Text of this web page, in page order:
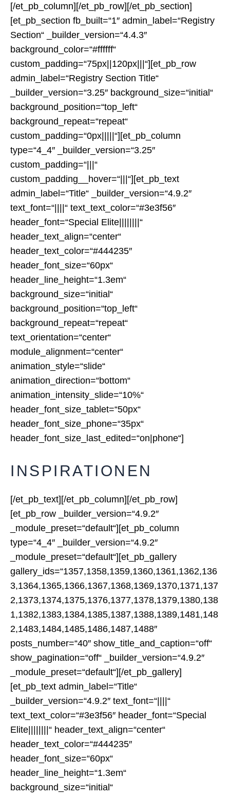
[/et_pb_column][/et_pb_row][/et_pb_section]
[et_pb_section fb_built=“1″ admin_label=“Registry
Section“ _builder_version=“4.4.3″
background_color=“#ffffff“
custom_padding=“75px||120px|||“][et_pb_row
admin_label=“Registry Section Title“
_builder_version=“3.25″ background_size=“initial“
background_position=“top_left“
background_repeat=“repeat“
custom_padding=“0px|||||“][et_pb_column
type=“4_4″ _builder_version=“3.25″
custom_padding=“|||“
custom_padding__hover=“|||“][et_pb_text
admin_label=“Title“ _builder_version=“4.9.2″
text_font=“||||“ text_text_color=“#3e3f56″
header_font=“Special Elite||||||||“
header_text_align=“center“
header_text_color=“#444235″
header_font_size=“60px“
header_line_height=“1.3em“
background_size=“initial“
background_position=“top_left“
background_repeat=“repeat“
text_orientation=“center“
module_alignment=“center“
animation_style=“slide“
animation_direction=“bottom“
animation_intensity_slide=“10%“
header_font_size_tablet=“50px“
header_font_size_phone=“35px“
header_font_size_last_edited=“on|phone“]
INSPIRATIONEN
[/et_pb_text][/et_pb_column][/et_pb_row]
[et_pb_row _builder_version=“4.9.2″
_module_preset=“default“][et_pb_column
type=“4_4″ _builder_version=“4.9.2″
_module_preset=“default“][et_pb_gallery
gallery_ids=“1357,1358,1359,1360,1361,1362,136
3,1364,1365,1366,1367,1368,1369,1370,1371,137
2,1373,1374,1375,1376,1377,1378,1379,1380,138
1,1382,1383,1384,1385,1387,1388,1389,1481,148
2,1483,1484,1485,1486,1487,1488″
posts_number=“40″ show_title_and_caption=“off“
show_pagination=“off“ _builder_version=“4.9.2″
_module_preset=“default“][/et_pb_gallery]
[et_pb_text admin_label=“Title“
_builder_version=“4.9.2″ text_font=“||||“
text_text_color=“#3e3f56″ header_font=“Special
Elite||||||||“ header_text_align=“center“
header_text_color=“#444235″
header_font_size=“60px“
header_line_height=“1.3em“
background_size=“initial“